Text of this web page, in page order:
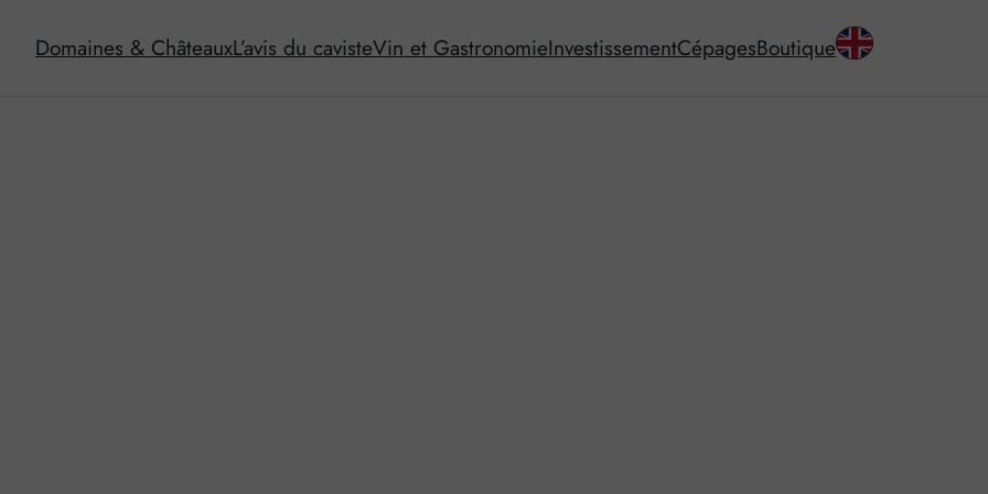
Domaines & ChâteauxL’avis du cavisteVin et GastronomieInvestissementCépagesBoutique